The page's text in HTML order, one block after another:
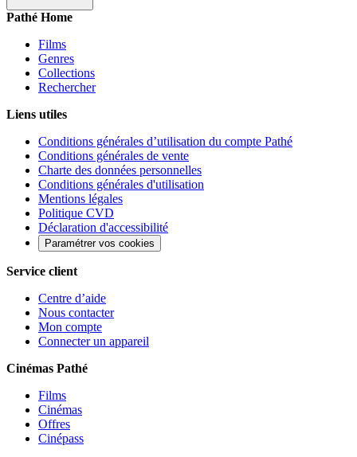
Pathé Home
Films
Genres
Collections
Rechercher
Liens utiles
Conditions générales d’utilisation du compte Pathé
Conditions générales de vente
Charte des données personnelles
Conditions générales d'utilisation
Mentions légales
Politique CVD
Déclaration d'accessibilité
Paramétrer vos cookies
Service client
Centre d’aide
Nous contacter
Mon compte
Connecter un appareil
Cinémas Pathé
Films
Cinémas
Offres
Cinépass